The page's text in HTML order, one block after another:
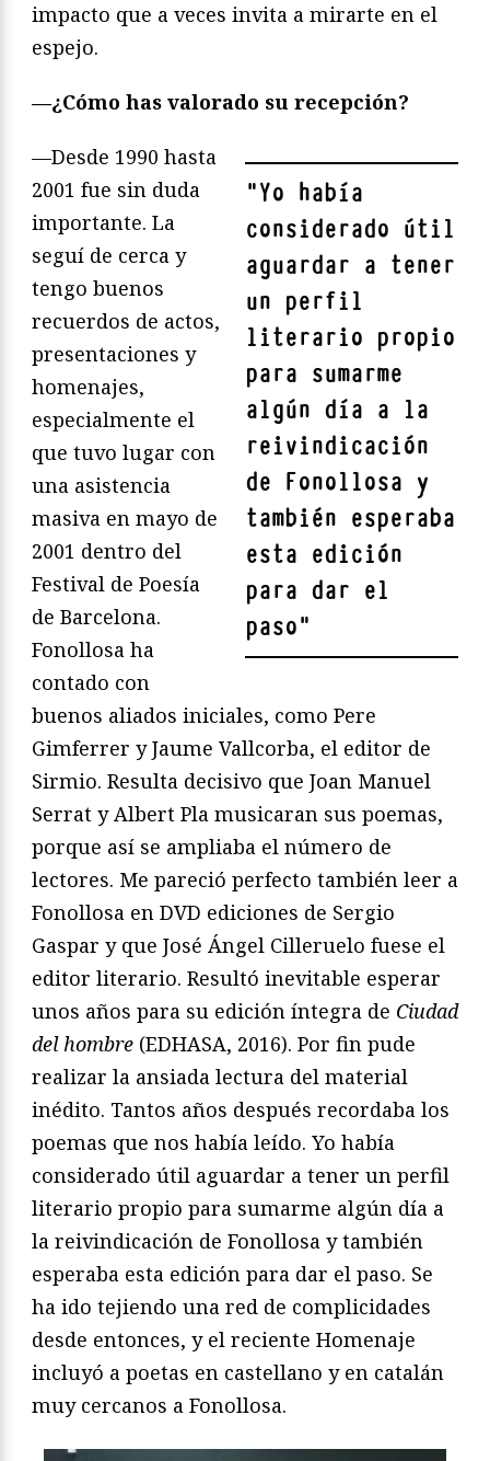
impacto que a veces invita a mirarte en el
espejo.
—¿Cómo has valorado su recepción?
"Yo había
considerado útil
aguardar a tener
un perfil
literario propio
para sumarme
algún día a la
reivindicación
de Fonollosa y
también esperaba
esta edición
para dar el
paso"
—Desde 1990 hasta
2001 fue sin duda
importante. La
seguí de cerca y
tengo buenos
recuerdos de actos,
presentaciones y
homenajes,
especialmente el
que tuvo lugar con
una asistencia
masiva en mayo de
2001 dentro del
Festival de Poesía
de Barcelona.
Fonollosa ha
contado con
buenos aliados iniciales, como Pere
Gimferrer y Jaume Vallcorba, el editor de
Sirmio. Resulta decisivo que Joan Manuel
Serrat y Albert Pla musicaran sus poemas,
porque así se ampliaba el número de
lectores. Me pareció perfecto también leer a
Fonollosa en DVD ediciones de Sergio
Gaspar y que José Ángel Cilleruelo fuese el
editor literario. Resultó inevitable esperar
unos años para su edición íntegra de Ciudad
del hombre (EDHASA, 2016). Por fin pude
realizar la ansiada lectura del material
inédito. Tantos años después recordaba los
poemas que nos había leído. Yo había
considerado útil aguardar a tener un perfil
literario propio para sumarme algún día a
la reivindicación de Fonollosa y también
esperaba esta edición para dar el paso. Se
ha ido tejiendo una red de complicidades
desde entonces, y el reciente Homenaje
incluyó a poetas en castellano y en catalán
muy cercanos a Fonollosa.